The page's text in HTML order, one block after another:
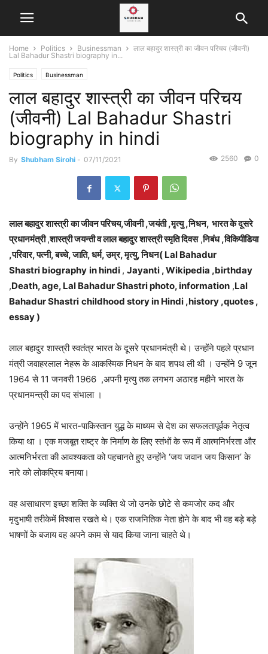
Home Politics Businessman
लाल बहादुर शास्त्री का जीवन परिचय (जीवनी)
Lal Bahadur Shastri biography in...
Politics Businessman
लाल बहादुर शास्त्री का जीवन परिचय
(जीवनी) Lal Bahadur Shastri
biography in hindi
By Shubham Sirohi - 07/11/2021 0
2560
लाल बहादुर शास्त्री का जीवन परिचय,जीवनी ,जयंती ,मृत्यु ,निधन, भारत के दूसरे
प्रधानमंत्री,शास्त्री जयन्ती व लाल बहादुर शास्त्री स्मृति दिवस,निबंध ,विकिपीडिया
,परिवार, पत्नी, बच्चे, जाति, धर्म, उम्र, मृत्यु, निधन( Lal Bahadur
Shastri biography in hindi , Jayanti , Wikipedia ,birthday
,Death, age, Lal Bahadur Shastri photo, information ,Lal
Bahadur Shastri childhood story in Hindi ,history ,quotes ,
essay )
लाल बहादुर शास्त्री स्वतंत्र भारत के दूसरे प्रधानमंत्री थे। उन्होंने पहले प्रधान
मंत्री जवाहरलाल नेहरू के आकस्मिक निधन के बाद शपथ ली थी । उन्होंने 9 जून
1964 से 11 जनवरी 1966 ,अपनी मृत्यु तक लगभग अठारह महीने भारत के
प्रधानमन्त्री का पद संभाला ।
उन्होंने 1965 में भारत-पाकिस्तान युद्ध के माध्यम से देश का सफलतापूर्वक नेतृत्व
किया था । एक मजबूत राष्ट्र के निर्माण के लिए स्तंभों के रूप में आत्मनिर्भरता और
आत्मनिर्भरता की आवश्यकता को पहचानते हुए उन्होंने ‘जय जवान जय किसान’ के
नारे को लोकप्रिय बनाया।
वह असाधारण इच्छा शक्ति के व्यक्ति थे जो उनके छोटे से कमजोर कद और
मृदुभाषी तरीकेमें विश्वास रखते थे। एक राजनितिक नेता होने के बाद भी वह बड़े बड़े
भाषणों के बजाय वह अपने काम से याद किया जाना चाहते थे।